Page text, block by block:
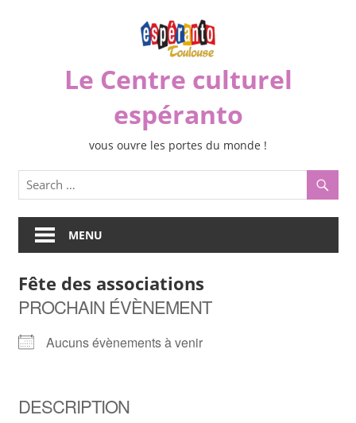
Le Centre culturel
espéranto
vous ouvre les portes du monde !
MENU
Fête des associations
PROCHAIN ÉVÈNEMENT
Aucuns évènements à venir
DESCRIPTION